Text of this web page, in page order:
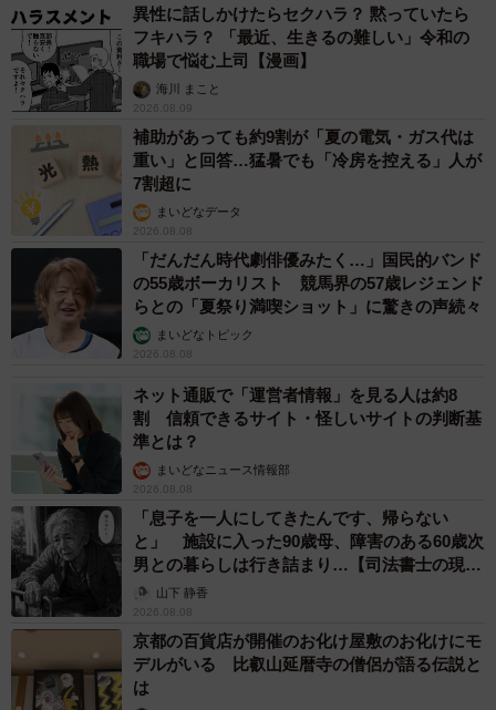
6/6
映画『零落』(C)2023浅野いにお・⼩学館／「零落」製作委員会
異性に話しかけたらセクハラ？ 黙っていたら
フキハラ？ 「最近、生きるの難しい」令和の
職場で悩む上司【漫画】
海川 まこと
2026.08.09
補助があっても約9割が「夏の電気・ガス代は
重い」と回答…猛暑でも「冷房を控える」人が
7割超に
まいどなデータ
2026.08.08
「だんだん時代劇俳優みたく…」国民的バンド
の55歳ボーカリスト 競馬界の57歳レジェンド
らとの「夏祭り満喫ショット」に驚きの声続々
まいどなトピック
2026.08.08
ネット通販で「運営者情報」を見る人は約8
割 信頼できるサイト・怪しいサイトの判断基
準とは？
まいどなニュース情報部
2026.08.08
「息子を一人にしてきたんです、帰らない
と」 施設に入った90歳母、障害のある60歳次
男との暮らしは行き詰まり…【司法書士の現場
から】山下 静香
2026.08.08
京都の百貨店が開催のお化け屋敷のお化けにモ
デルがいる 比叡山延暦寺の僧侶が語る伝説と
は